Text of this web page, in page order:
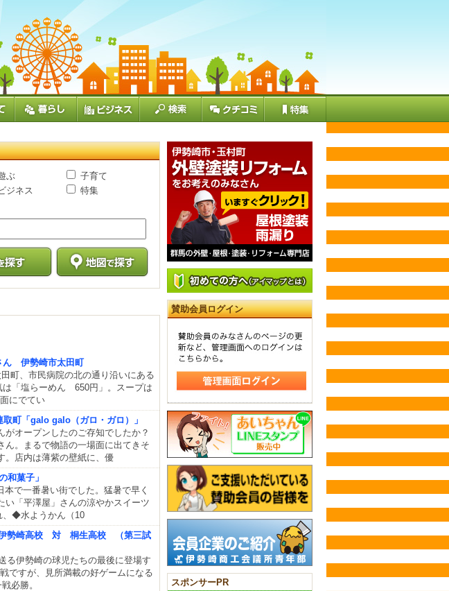
ぶ
子育て
ジネス
特集
ん 伊勢崎市太田町
町、市民病院の北の通り沿いにある
は「塩らーめん 650円」。スープは
にでてい
町「galo galo（ガロ・ガロ）」
オープンしたのご存知でしたか？
ん。まるで物語の一場面に出てきそ
。店内は薄紫の壁紙に、優
和菓子」
で一番暑い街でした。猛暑で早く
い「平澤屋」さんの涼やかスイーツ
、◆水ようかん（10
伊勢崎高校 対 桐生高校 （第三試
る伊勢崎の球児たちの最後に登場す
ですが、見所満載の好ゲームになる
必勝。
賛助会員ログイン
スポンサーPR